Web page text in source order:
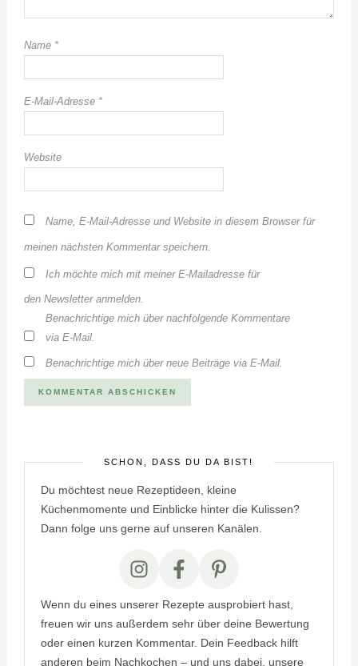
Name *
E-Mail-Adresse *
Website
Name, E-Mail-Adresse und Website in diesem Browser für
meinen nächsten Kommentar speichern.
Ich möchte mich mit meiner E-Mailadresse für
den Newsletter anmelden.
Benachrichtige mich über nachfolgende Kommentare
via E-Mail.
Benachrichtige mich über neue Beiträge via E-Mail.
SCHÖN, DASS DU DA BIST!
Du möchtest neue Rezeptideen, kleine
Küchenmomente und Einblicke hinter die Kulissen?
Dann folge uns gerne auf unseren Kanälen.
Wenn du eines unserer Rezepte ausprobiert hast,
freuen wir uns außerdem sehr über deine Bewertung
oder einen kurzen Kommentar. Dein Feedback hilft
anderen beim Nachkochen – und uns dabei, unsere